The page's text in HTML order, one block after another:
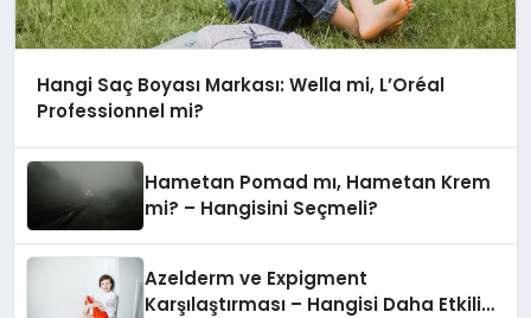
Hangi Saç Boyası Markası: Wella mi, L’Oréal
Professionnel mi?
Hametan Pomad mı, Hametan Krem
mi? – Hangisini Seçmeli?
Azelderm ve Expigment
Karşılaştırması – Hangisi Daha Etkili